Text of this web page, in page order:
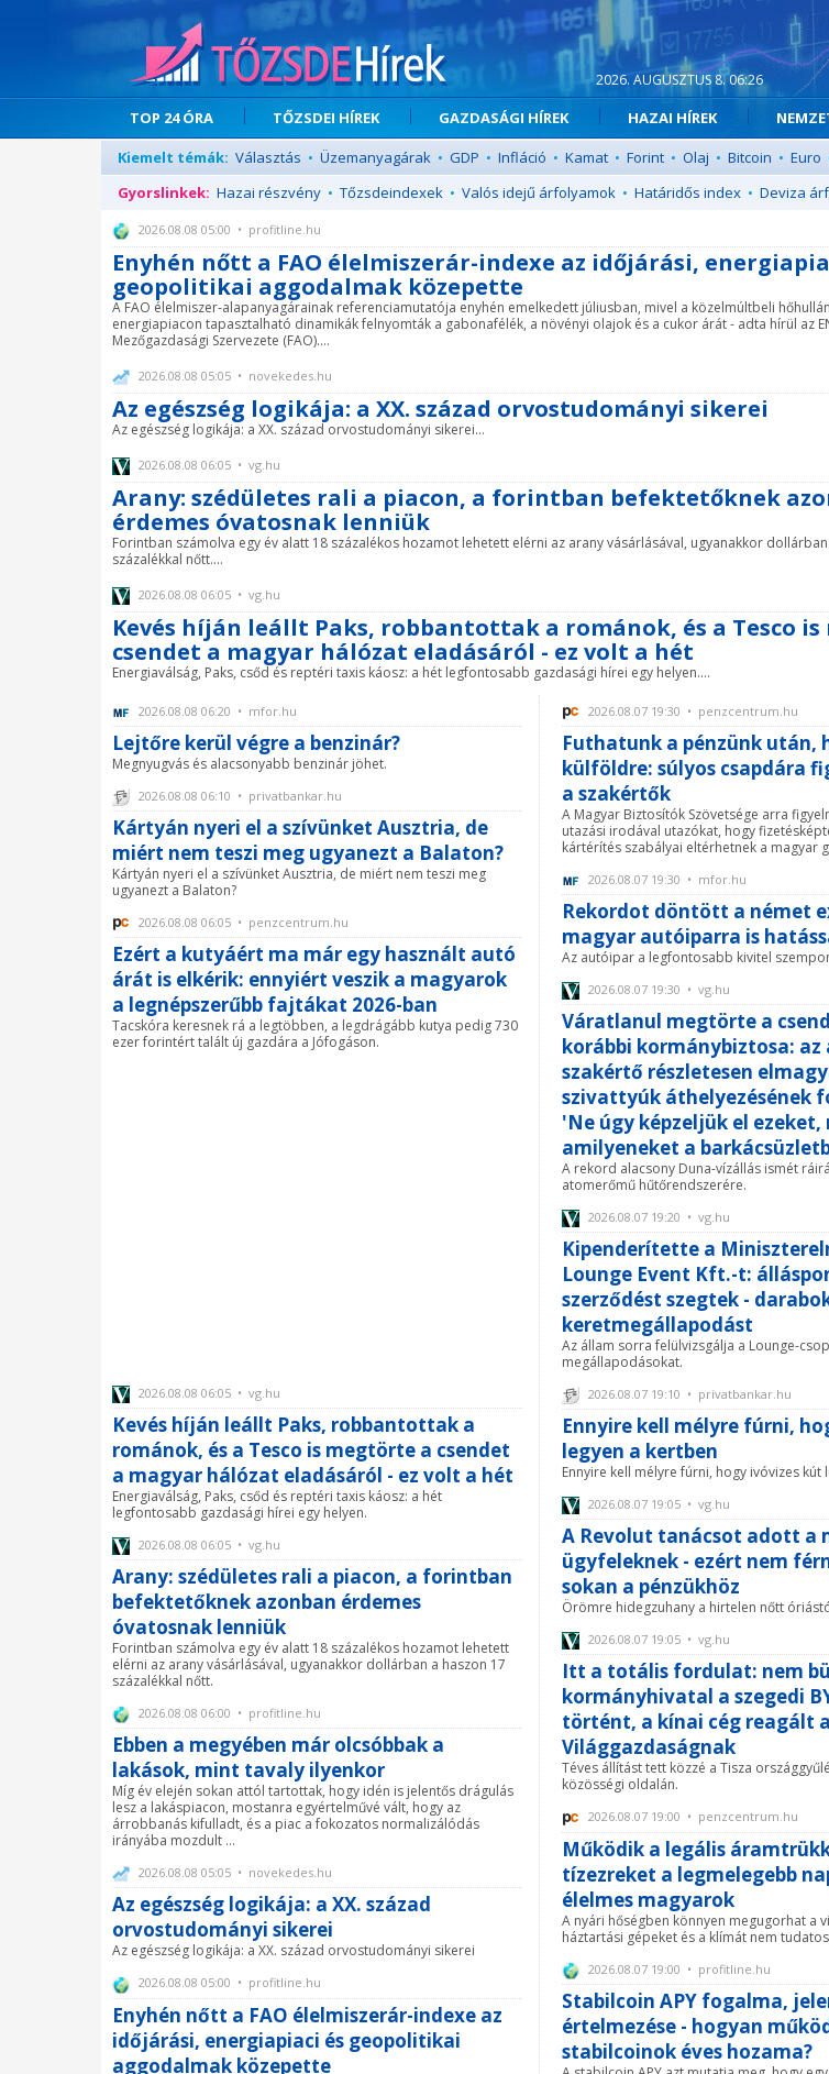
2026. AUGUSZTUS 8. 06:26
TOP 24 ÓRA TŐZSDEI HÍREK GAZDASÁGI HÍREK HAZAI HÍREK
Kiemelt témák: Választás • Üzemanyagárak • GDP • Infláció • Kamat • Forint • Olaj • Bitcoin • Euro
Gyorslinkek: Hazai részvény • Tőzsdeindexek • Valós idejű árfolyamok • Határidős index • Deviza
2026.08.08 05:00 • profitline.hu
Enyhén nőtt a FAO élelmiszerár-indexe az időjárási,
geopolitikai aggodalmak közepette
A FAO élelmiszer-alapanyagárainak referenciamutatója enyhén emelkedett júliusban, mivel a közelmúltbeli
energiapiacon tapasztalható dinamikák felnyomták a gabonafélék, a növényi olajok és a cukor árát - adta hírül az
Mezőgazdasági Szervezete (FAO)....
2026.08.08 05:05 • novekedes.hu
Az egészség logikája: a XX. század orvostudományi sikerei
Az egészség logikája: a XX. század orvostudományi sikerei...
2026.08.08 06:05 • vg.hu
Arany: szédületes rali a piacon, a forintban befektetőknek
érdemes óvatosnak lenniük
Forintban számolva egy év alatt 18 százalékos hozamot lehetett elérni az arany vásárlásával, ugyanakkor
százalékkal nőtt....
2026.08.08 06:05 • vg.hu
Kevés híján leállt Paks, robbantottak a románok, és a Tesco
csendet a magyar hálózat eladásáról - ez volt a hét
Energiaválság, Paks, csőd és reptéri taxis káosz: a hét legfontosabb gazdasági hírei egy helyen....
2026.08.08 06:20 • mfor.hu
Lejtőre kerül végre a benzinár?
Megnyugvás és alacsonyabb benzinár jöhet.
2026.08.08 06:10 • privatbankar.hu
Kártyán nyeri el a szívünket Ausztria, de
miért nem teszi meg ugyanezt a Balaton?
Kártyán nyeri el a szívünket Ausztria, de miért nem teszi meg
ugyanezt a Balaton?
2026.08.08 06:05 • penzcentrum.hu
Ezért a kutyáért ma már egy használt autó
árát is elkérik: ennyiért veszik a magyarok
a legnépszerűbb fajtákat 2026-ban
Tacskóra keresnek rá a legtöbben, a legdrágább kutya pedig 730
ezer forintért talált új gazdára a Jófogáson.
2026.08.08 06:05 • vg.hu
Kevés híján leállt Paks, robbantottak a
románok, és a Tesco is megtörte a csendet
a magyar hálózat eladásáról - ez volt a hét
Energiaválság, Paks, csőd és reptéri taxis káosz: a hét
legfontosabb gazdasági hírei egy helyen.
2026.08.08 06:05 • vg.hu
Arany: szédületes rali a piacon, a forintban
befektetőknek azonban érdemes
óvatosnak lenniük
Forintban számolva egy év alatt 18 százalékos hozamot lehetett
elérni az arany vásárlásával, ugyanakkor dollárban a haszon 17
százalékkal nőtt.
2026.08.08 06:00 • profitline.hu
Ebben a megyében már olcsóbbak a
lakások, mint tavaly ilyenkor
Míg év elején sokan attól tartottak, hogy idén is jelentős drágulás
lesz a lakáspiacon, mostanra egyértelművé vált, hogy az
árrobbanás kifulladt, és a piac a fokozatos normalizálódás
irányába mozdult ...
2026.08.08 05:05 • novekedes.hu
Az egészség logikája: a XX. század
orvostudományi sikerei
Az egészség logikája: a XX. század orvostudományi sikerei
2026.08.08 05:00 • profitline.hu
Enyhén nőtt a FAO élelmiszerár-indexe az
időjárási, energiapiaci és geopolitikai
aggodalmak közepette
2026.08.07 19:30 • penzcentrum.hu
Futhatunk a pénzünk után,
külföldre: súlyos csapdára
a szakértők
A Magyar Biztosítók Szövetsége arra
utazási irodával utazókat, hogy
kártérítés szabályai eltérhetnek a magyar
2026.08.07 19:30 • mfor.hu
Rekordot döntött a német
magyar autóiparra is
Az autóipar a legfontosabb kivitel
2026.08.07 19:30 • vg.hu
Váratlanul megtörte a
korábbi kormánybiztosa:
szakértő részletesen
szivattyúk áthelyezésének
'Ne úgy képzeljük el
amilyeneket a
A rekord alacsony Duna-vízállás ismét
atomerőmű hűtőrendszerére.
2026.08.07 19:20 • vg.hu
Kipenderítette a
Lounge Event Kft.-t:
szerződést szegtek -
keretmegállapodást
Az állam sorra felülvizsgálja a Lounge-
megállapodásokat.
2026.08.07 19:10 • privatbankar.hu
Ennyire kell mélyre fúrni,
legyen a kertben
Ennyire kell mélyre fúrni, hogy ivóvizes kút
2026.08.07 19:05 • vg.hu
A Revolut tanácsot adott a
ügyfeleknek - ezért nem
sokan a pénzükhöz
Örömre hidegzuhany a hirtelen nőtt
2026.08.07 19:05 • vg.hu
Itt a totális fordulat: nem
kormányhivatal a szegedi
történt, a kínai cég reagált a
Világgazdaságnak
Téves állítást tett közzé a Tisza
közösségi oldalán.
2026.08.07 19:00 • penzcentrum.hu
Működik a legális
tízezreket a legmelegebb
élelmes magyarok
A nyári hőségben könnyen megugorhat a
háztartási gépeket és a klímát nem
2026.08.07 19:00 • profitline.hu
Stabilcoin APY fogalma,
értelmezése - hogyan
stabilcoinok éves hozama?